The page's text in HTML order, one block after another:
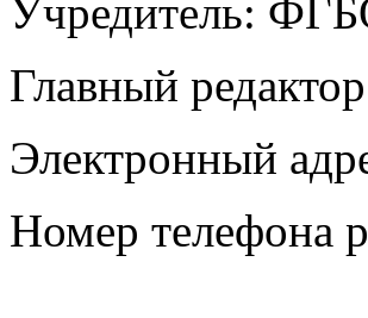
Учредитель:
Главный
Электронный
Номер телефона